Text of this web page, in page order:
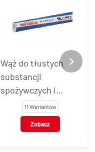
Wąż do tłustych
substancji
spożywczych i
mleka FOOD STAR
11 Wariantów
Zobacz